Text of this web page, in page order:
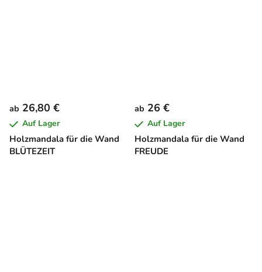
Holzmandala für die Wand
BLÜTEZEIT
ab 26,80 €
Auf Lager
Holzmandala für die Wand
FREUDE
ab 26 €
Auf Lager